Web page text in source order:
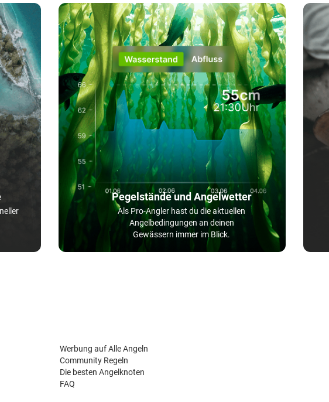
Pegelstände und Angelwetter
Als Pro-Angler hast du die aktuellen
Angelbedingungen an deinen
Gewässern immer im Blick.
Werbung auf Alle Angeln
Community Regeln
Die besten Angelknoten
FAQ